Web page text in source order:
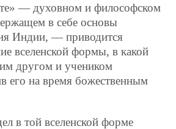
— духовном и философском
в себе основы
Индии, — приводится
вселенской формы, в какой
другом и учеником
его на время божественным
в той вселенской форме